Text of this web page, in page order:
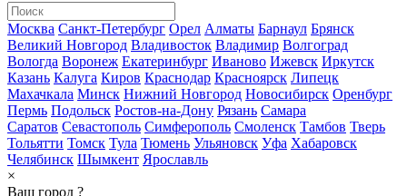
Москва Санкт-Петербург Орел Алматы Барнаул Брянск
Великий Новгород Владивосток Владимир Волгоград
Вологда Воронеж Екатеринбург Иваново Ижевск Иркутск
Казань Калуга Киров Краснодар Красноярск Липецк
Махачкала Минск Нижний Новгород Новосибирск Оренбург
Пермь Подольск Ростов-на-Дону Рязань Самара
Саратов Севастополь Симферополь Смоленск Тамбов Тверь
Тольятти Томск Тула Тюмень Ульяновск Уфа Хабаровск
Челябинск Шымкент Ярославль
×
Ваш город ?